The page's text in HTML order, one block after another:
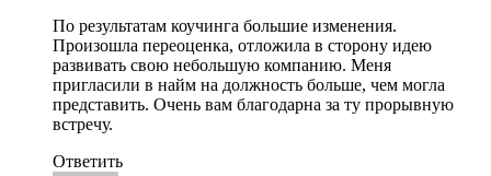
По результатам коучинга большие изменения.
Произошла переоценка, отложила в сторону идею
развивать свою небольшую компанию. Меня
пригласили в найм на должность больше, чем могла
представить. Очень вам благодарна за ту прорывную
встречу.
Ответить